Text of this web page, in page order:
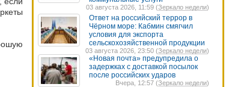
03 августа 2026, 11:59 (Зеркало недели)
Ответ на российский террор в
Чёрном море: Кабмин смягчил
условия для экспорта
сельскохозяйственной продукции
03 августа 2026, 23:50 (Зеркало недели)
«Новая почта» предупредила о
задержках с доставкой посылок
после российских ударов
Вчера, 12:57 (Зеркало недели)